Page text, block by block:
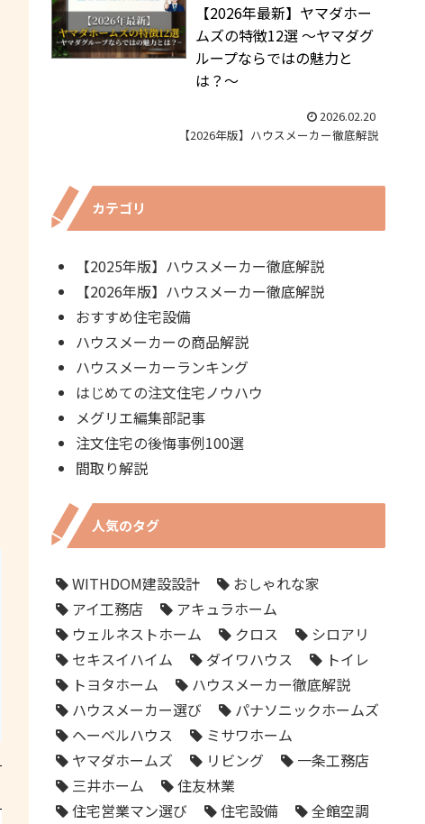
【2026年最新】ヤマダホー
ムズの特徴12選 ～ヤマダグ
ループならではの魅力と
は？～
2026.02.20
【2026年版】ハウスメーカー徹底解説
カテゴリ
【2025年版】ハウスメーカー徹底解説
【2026年版】ハウスメーカー徹底解説
おすすめ住宅設備
ハウスメーカーの商品解説
ハウスメーカーランキング
はじめての注文住宅ノウハウ
メグリエ編集部記事
注文住宅の後悔事例100選
間取り解説
人気のタグ
WITHDOM建設設計
おしゃれな家
アイ工務店
アキュラホーム
ウェルネストホーム
クロス
シロアリ
セキスイハイム
ダイワハウス
トイレ
トヨタホーム
ハウスメーカー徹底解説
ハウスメーカー選び
パナソニックホームズ
ヘーベルハウス
ミサワホーム
ヤマダホームズ
リビング
一条工務店
三井ホーム
住友林業
住宅営業マン選び
住宅設備
全館空調